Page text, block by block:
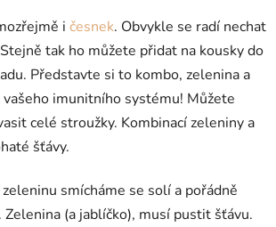
i česnek. Obvykle se radí nechat
tak ho můžete přidat na kousky do
Představte si to kombo, zelenina a
imunitního systému! Můžete
celé stroužky. Kombinací zeleniny a
šťávy.
smícháme se solí a pořádně
Zelenina (a jablíčko), musí pustit šťávu.